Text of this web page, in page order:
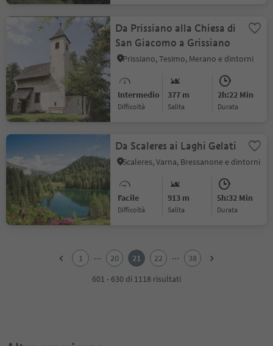
Da Prissiano alla Chiesa di
San Giacomo a Grissiano
Prissiano, Tesimo, Merano e dintorni
Intermedio
Difficoltà
377 m
Salita
2h:22 Min
durata
Da Scaleres ai Laghi Gelati
Scaleres, Varna, Bressanone e dintorni
Facile
Difficoltà
913 m
Salita
5h:32 Min
durata
1 ... 20 21 22 ...
38
601 - 630 di 1118 risultati